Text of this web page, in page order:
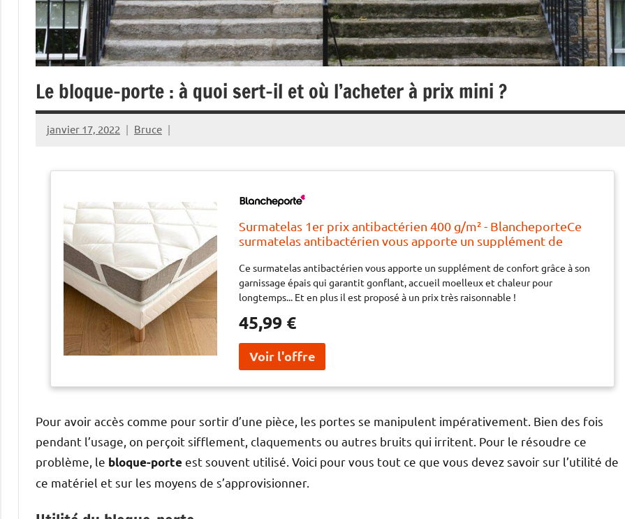
Le bloque-porte : à quoi sert-il et où l’acheter à prix mini ?
janvier 17, 2022 Bruce
Surmatelas 1er prix antibactérien 400 g/m² - BlancheporteCe
surmatelas antibactérien vous apporte un supplément de
accueil moelleux et chaleur pour longtemps... Et en plus il est
proposé à un pri
Ce surmatelas antibactérien vous apporte un supplément de confort grâce à son
garnissage épais qui garantit gonflant, accueil moelleux et chaleur pour
longtemps... Et en plus il est proposé à un prix très raisonnable !
45,99 €
Pour avoir accès comme pour sortir d’une pièce, les portes se manipulent impérativement. Bien des fois
pendant l’usage, on perçoit sifflement, claquements ou autres bruits qui irritent. Pour le résoudre ce
problème, le bloque-porteest souvent utilisé. Voici pour vous tout ce que vous devez savoir sur l’utilité de
ce matériel et sur les moyens de s’approvisionner.